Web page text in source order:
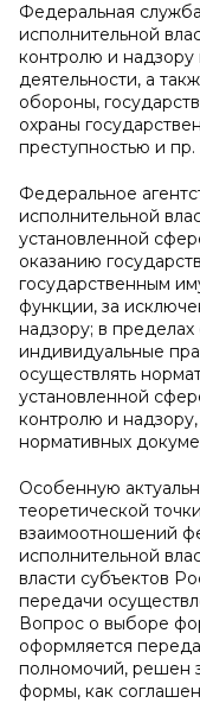
Федеральная
исполнительной
контролю и надзору
деятельности, а
обороны,
охраны
преступностью и пр.
Федеральное
исполнительной
установленной
оказанию
государственным
функции, за
надзору; в
индивидуальные
осуществлять
установленной
контролю и
нормативных
Особенную
теоретической
взаимоотношений
исполнительной
власти субъектов
передачи
Вопрос о выборе
оформляется
полномочий, решен
формы, как